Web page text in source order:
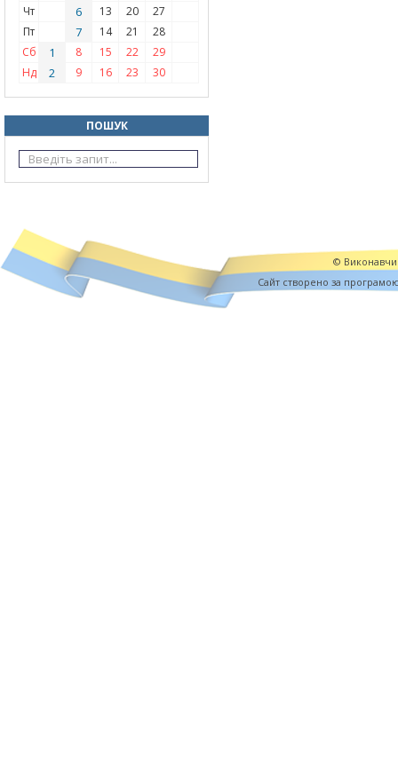
Чт
6 13 20
27
Пт
7 14 21
28
Сб
1 8 15 22
29
Нд
2 9 16 23 30
ПОШУК
©
Cайт створено за